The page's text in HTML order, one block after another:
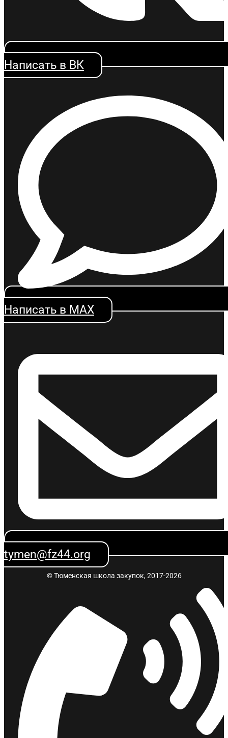
Написать в ВК
Написать в MAX
tymen@fz44.org
© Тюменская школа закупок, 2017-2026